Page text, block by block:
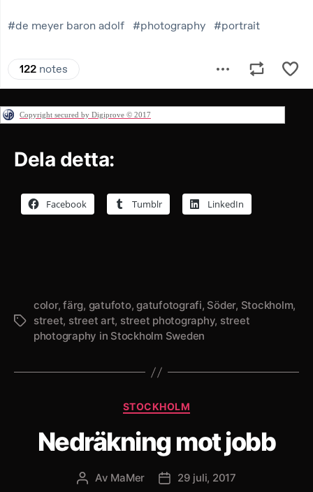
Copyright secured by Digiprove © 2017
Dela detta:
Facebook Tumblr LinkedIn
Etiketter
color,färg, gatufoto,gatufotografi, Söder, Stockholm,
street, street art, street photography, street
photography in Stockholm Sweden
Kategorier
STOCKHOLM
Nedräkning mot jobb
Inläggsförfattare
Av MaMer Inläggsdatum
29 juli, 2017